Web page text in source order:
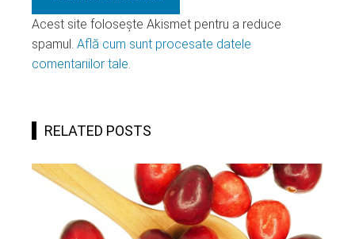
Acest site folosește Akismet pentru a reduce
spamul. Află cum sunt procesate datele
comentariilor tale.
RELATED POSTS